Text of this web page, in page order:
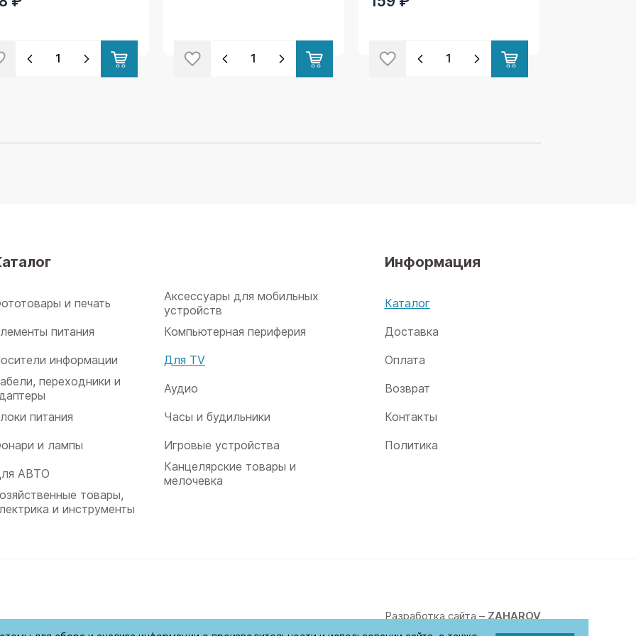
и печать
Аксессуары для мобильных
устройств
питания
Компьютерная периферия
информации
Для TV
переходники и
Аудио
питания
Часы и будильники
и лампы
Игровые устройства
АВТО
Канцелярские товары и
мелочевка
товары,
и инструменты
Информация
Каталог
Доставка
Оплата
Возврат
Контакты
Политика
Разработка сайта –ZAHAROV